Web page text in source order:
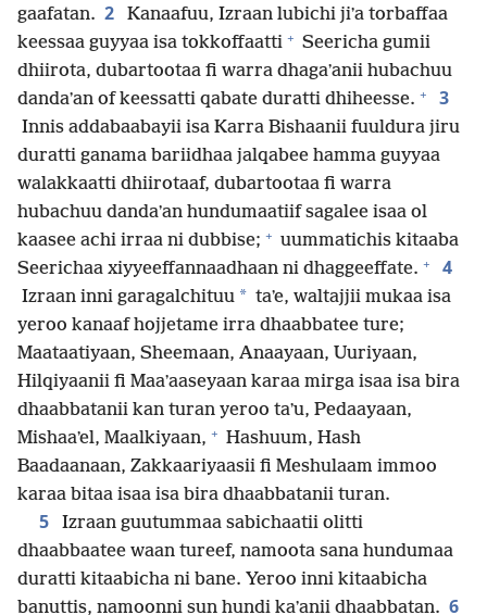
gaafatan. 2
Kanaafuu, Izraan lubichi jiʼa torbaffaa
keessaa guyyaa isa tokkoffaatti + Seericha gumii
dhiirota, dubartootaa fi warra dhagaʼanii hubachuu
dandaʼan of keessatti qabate duratti dhiheesse. + 3
Innis addabaabayii isa Karra Bishaanii fuuldura jiru
duratti ganama bariidhaa jalqabee hamma guyyaa
walakkaatti dhiirotaaf, dubartootaa fi warra
hubachuu dandaʼan hundumaatiif sagalee isaa ol
kaasee achi irraa ni dubbise; + uummatichis kitaaba
Seerichaa xiyyeeffannaadhaan ni dhaggeeffate. + 4
Izraan inni garagalchituu * taʼe, waltajjii mukaa isa
yeroo kanaaf hojjetame irra dhaabbatee ture;
Maataatiyaan, Sheemaan, Anaayaan, Uuriyaan,
Hilqiyaanii fi Maaʼaaseyaan karaa mirga isaa isa bira
dhaabbatanii kan turan yeroo taʼu, Pedaayaan,
Mishaaʼel, Maalkiyaan, + Hashuum, Hash
Baadaanaan, Zakkaariyaasii fi Meshulaam immoo
karaa bitaa isaa isa bira dhaabbatanii turan.
5
Izraan guutummaa sabichaatii olitti
dhaabbaatee waan tureef, namoota sana hundumaa
duratti kitaabicha ni bane. Yeroo inni kitaabicha
banuttis, namoonni sun hundi kaʼanii dhaabbatan. 6